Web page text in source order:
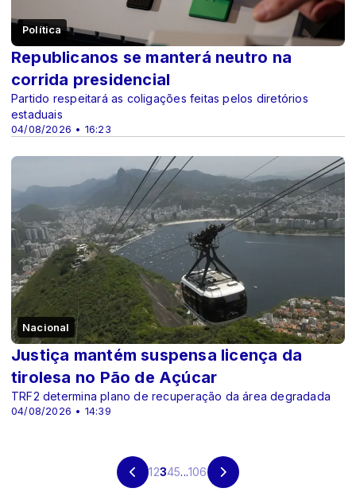
Política
04/08/2026 • 16:23
Republicanos se manterá neutro na
corrida presidencial
Partido respeitará as coligações feitas pelos diretórios
estaduais
Nacional
04/08/2026 • 14:39
Justiça mantém suspensa licença da
tirolesa no Pão de Açúcar
TRF2 determina plano de recuperação da área degradada
12345...106